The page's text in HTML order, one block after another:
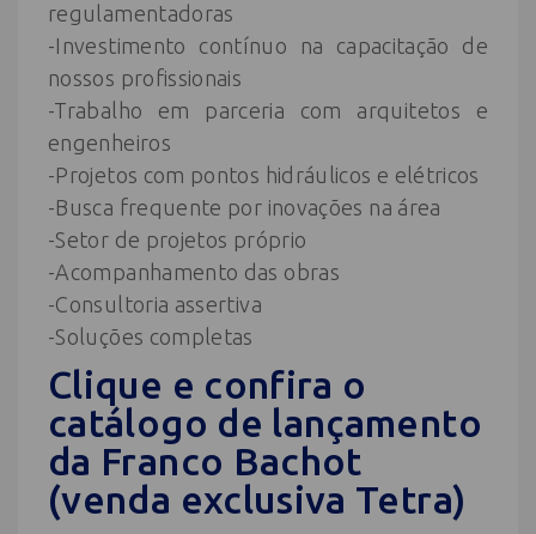
regulamentadoras
-Investimento contínuo na capacitação de
nossos profissionais
-Trabalho em parceria com arquitetos e
engenheiros
-Projetos com pontos hidráulicos e elétricos
-Busca frequente por inovações na área
-Setor de projetos próprio
-Acompanhamento das obras
-Consultoria assertiva
-Soluções completas
Clique e confira o
catálogo de lançamento
da Franco Bachot
(venda exclusiva Tetra)